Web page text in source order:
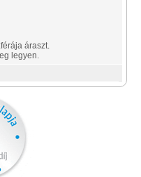
áraszt.
legyen.